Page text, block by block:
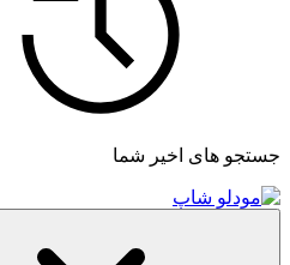
جستجو های اخیر شما